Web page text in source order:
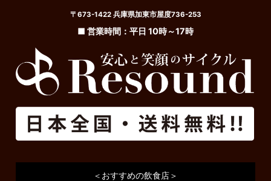
〒673-1422 兵庫県加東市屋度736-253
■ 営業時間：平日 10時～17時
＜おすすめの飲食店＞